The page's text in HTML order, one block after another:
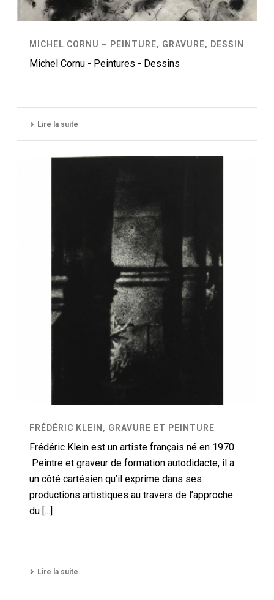
MICHEL CORNU – PEINTURE, GRAVURE, DESSIN
Michel Cornu - Peintures - Dessins
Lire la suite
FRÉDÉRIC KLEIN, GRAVURE ET PEINTURE
Frédéric Klein est un artiste français né en 1970.
Peintre et graveur de formation autodidacte, il a
un côté cartésien qu’il exprime dans ses
productions artistiques au travers de l’approche
du [...]
Lire la suite